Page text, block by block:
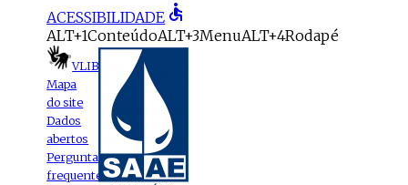
ACESSIBILIDADE accessible
ALT+1ConteúdoALT+3MenuALT+4Rodapé
VLIBRAS
Mapa
do site
Dados
abertos
Perguntas
frequentes